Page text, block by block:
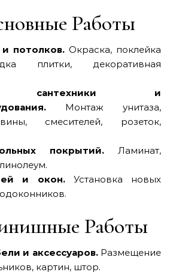
Работы
потолков. Окраска, поклейка
плитки, декоративная
сантехники и
Монтаж унитаза,
смесителей, розеток,
покрытий. Ламинат,
и окон.Установка новых
Работы
и аксессуаров.Размещение
картин, штор.